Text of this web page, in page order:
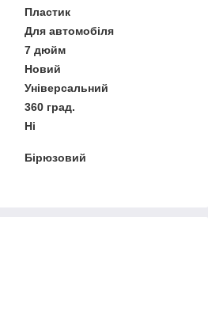
Пластик
Для автомобіля
7 дюйм
Новий
Універсальний
360 град.
Ні
Бірюзовий